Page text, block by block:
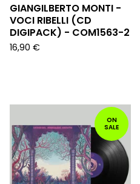
GIANGILBERTO MONTI -
VOCI RIBELLI (CD
DIGIPACK) - COM1563-2
16,90 €
ON
SALE